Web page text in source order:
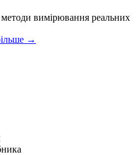
методи вимірювання реальних
→